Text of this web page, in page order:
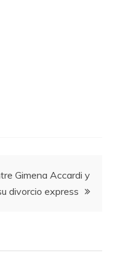
Gimena Accardi y
divorcio express